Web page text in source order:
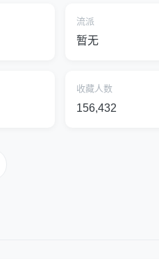
流派
暂无
收藏人数
156,432